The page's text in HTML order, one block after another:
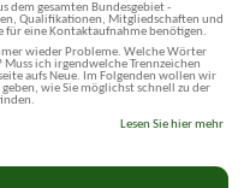
dem gesamten Bundesgebiet -
Qualifikationen, Mitgliedschaften und
für eine Kontaktaufnahme benötigen.
wieder Probleme. Welche Wörter
ich irgendwelche Trennzeichen
aufs Neue. Im Folgenden wollen wir
wie Sie möglichst schnell zu der
Lesen Sie hier mehr